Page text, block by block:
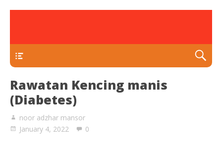
Rawatan Kencing manis
(Diabetes)
noor adzhar mansor
January 4, 2022
0